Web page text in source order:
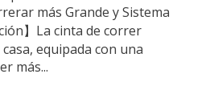
más Grande y Sistema
】La cinta de correr
equipada con una
más...